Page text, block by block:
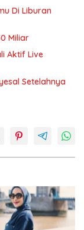
Di Liburan
Miliar
Aktif Live
Setelahnya